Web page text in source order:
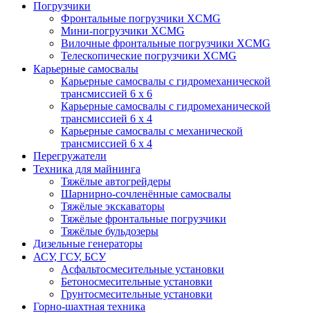
Погрузчики
Фронтальные погрузчики XCMG
Мини-погрузчики XCMG
Вилочные фронтальные погрузчики XCMG
Телескопические погрузчики XCMG
Карьерные самосвалы
Карьерные самосвалы с гидромеханической
трансмиссией 6 х 6
Карьерные самосвалы с гидромеханической
трансмиссией 6 х 4
Карьерные самосвалы с механической
трансмиссией 6 х 4
Перегружатели
Техника для майнинга
Тяжёлые автогрейдеры
Шарнирно-сочленённые самосвалы
Тяжёлые экскаваторы
Тяжёлые фронтальные погрузчики
Тяжёлые бульдозеры
Дизельные генераторы
АСУ, ГСУ, БСУ
Асфальтосмесительные установки
Бетоносмесительные установки
Грунтосмесительные установки
Горно-шахтная техника